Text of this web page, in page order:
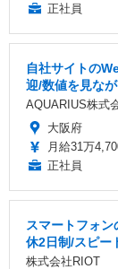
正社員
自社サイトの
迎/数値を見な
AQUARIUS株式
大阪府
月給31万
正社員
スマートフォ
休2日制/スピー
株式会社RIOT